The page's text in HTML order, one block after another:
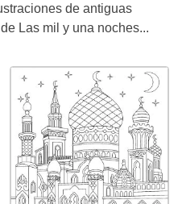
de antiguas
Las mil y una noches...